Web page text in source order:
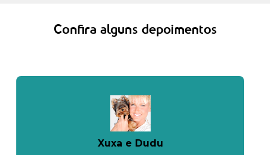
Confira alguns depoimentos
Xuxa e Dudu